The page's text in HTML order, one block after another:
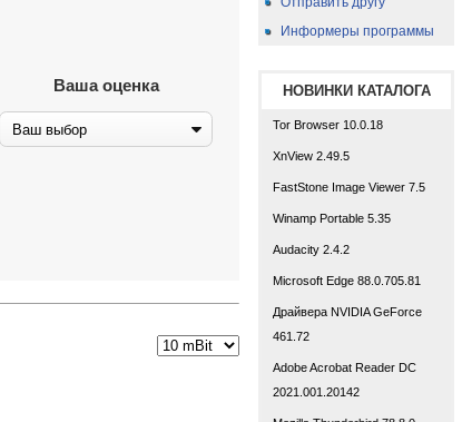
Ваша оценка
Информеры программы
НОВИНКИ КАТАЛОГА
Tor Browser 10.0.18
XnView 2.49.5
FastStone Image Viewer 7.5
Winamp Portable 5.35
Audacity 2.4.2
Microsoft Edge 88.0.705.81
Драйвера NVIDIA GeForce
461.72
Adobe Acrobat Reader DC
2021.001.20142